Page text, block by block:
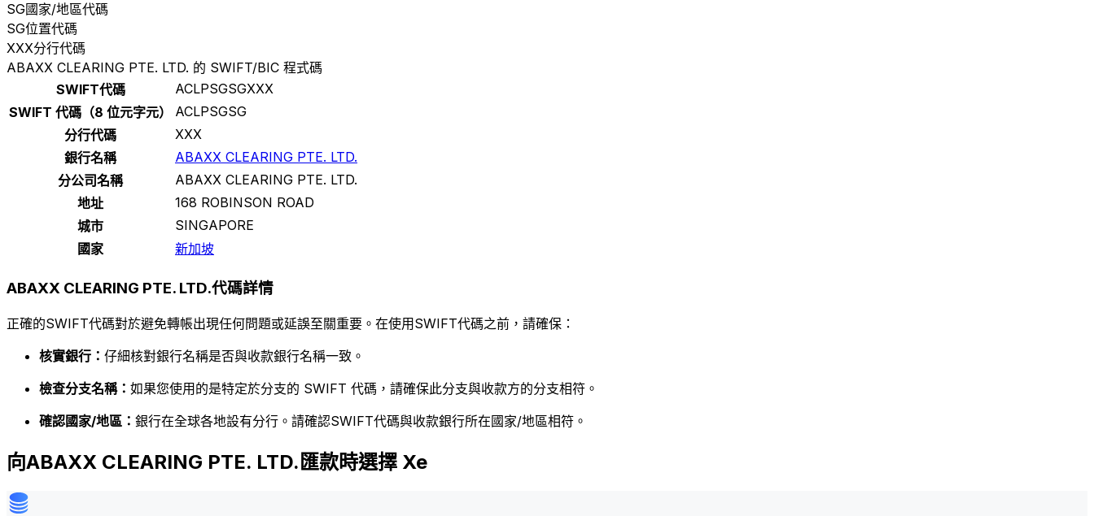
SG國家/地區代碼
SG位置代碼
XXX分行代碼
ABAXX CLEARING PTE. LTD. 的 SWIFT/BIC 程式碼
SWIFT代碼
ACLPSGSGXXX
SWIFT 代碼（8 位元字元）
ACLPSGSG
分行代碼
XXX
銀行名稱
ABAXX CLEARING PTE. LTD.
分公司名稱
ABAXX CLEARING PTE. LTD.
地址
168 ROBINSON ROAD
城市
SINGAPORE
國家
新加坡
ABAXX CLEARING PTE. LTD.代碼詳情
正確的SWIFT代碼對於避免轉帳出現任何問題或延誤至關重要。在使用SWIFT代碼之前，請確保：
核實銀行： 仔細核對銀行名稱是否與收款銀行名稱一致。
檢查分支名稱： 如果您使用的是特定於分支的 SWIFT 代碼，請確保此分支與收款方的分支相符。
確認國家/地區： 銀行在全球各地設有分行。請確認SWIFT代碼與收款銀行所在國家/地區相符。
向ABAXX CLEARING PTE. LTD.匯款時選擇 Xe